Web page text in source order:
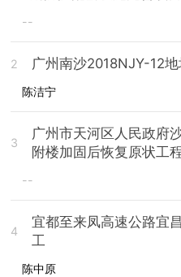
--
2 广州南沙2018NJY-12
陈洁宁
3
广州市天河区人民政府
附楼加固后恢复原状工
--
4
宜都至来凤高速公路宜
工
陈中原